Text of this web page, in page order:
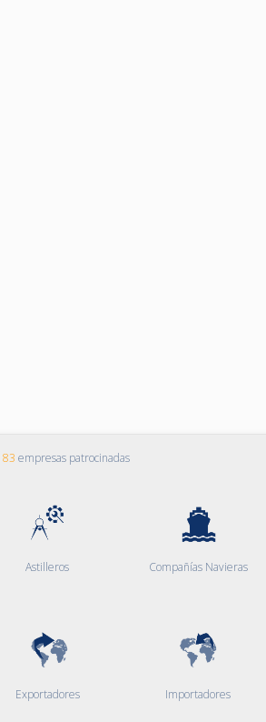
83 empresas patrocinadas
Astilleros Compañías Navieras
Exportadores Importadores